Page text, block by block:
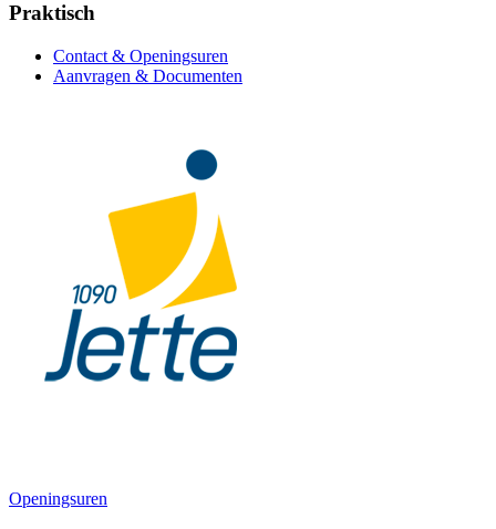
Praktisch
Contact & Openingsuren
Aanvragen & Documenten
Openingsuren